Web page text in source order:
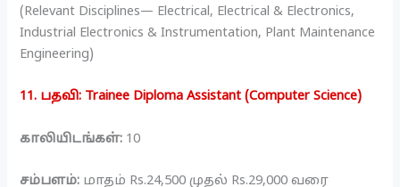
(Relevant Disciplines— Electrical, Electrical & Electronics,
Industrial Electronics & Instrumentation, Plant Maintenance
Engineering)
11. பதவி: Trainee Diploma Assistant (Computer Science)
காலியிடங்கள்: 10
சம்பளம்: மாதம் Rs.24,500 முதல் Rs.29,000 வரை